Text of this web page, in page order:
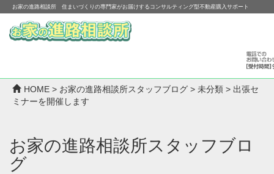
お家の進路相談所 住まいづくりの専門家がお届けするコンサルティング型不動産購入サポート
HOME > お家の進路相談所スタッフブログ > 未分類 > 出張セ
ミナーを開催します
お家の進路相談所スタッフブロ
グ